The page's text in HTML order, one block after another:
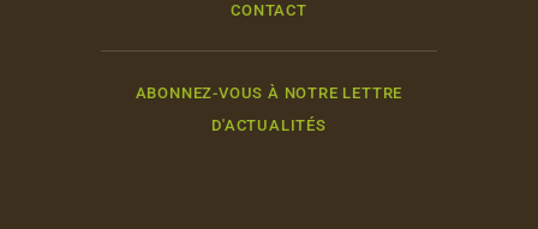
CONTACT
ABONNEZ-VOUS À NOTRE LETTRE
D'ACTUALITÉS